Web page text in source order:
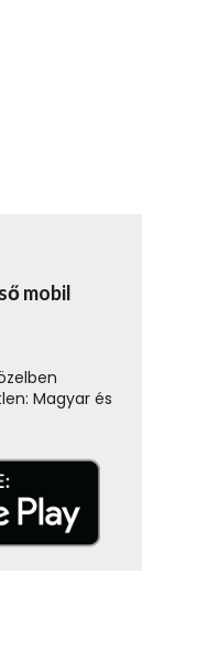
mobil
Magyar és